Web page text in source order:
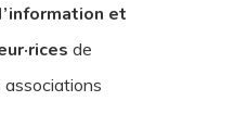
et
de
associations